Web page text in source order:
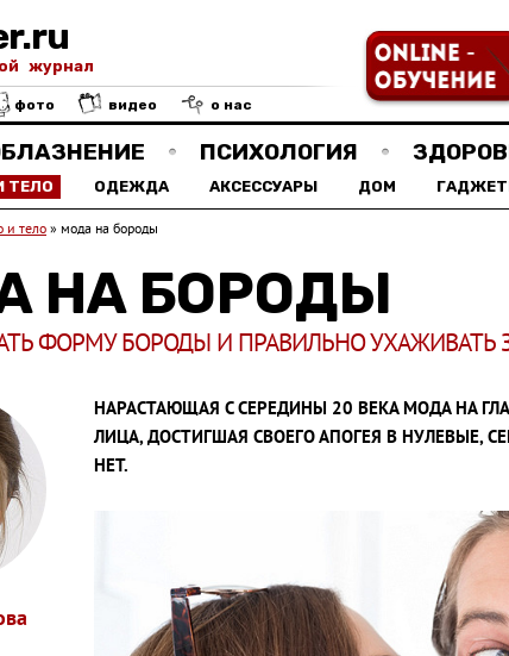
журнал
фото видео о нас
ПСИХОЛОГИЯ
ТЕЛО ОДЕЖДА АКСЕССУАРЫ ДОМ
и тело » мода на бороды
НА БОРОДЫ
ФОРМУ БОРОДЫ И ПРАВИЛЬНО УХАЖИВАТЬ
НАРАСТАЮЩАЯ С СЕРЕДИНЫ 20 ВЕКА МОДА НА
ЛИЦА, ДОСТИГШАЯ СВОЕГО АПОГЕЯ В НУЛЕВЫЕ,
НЕТ.